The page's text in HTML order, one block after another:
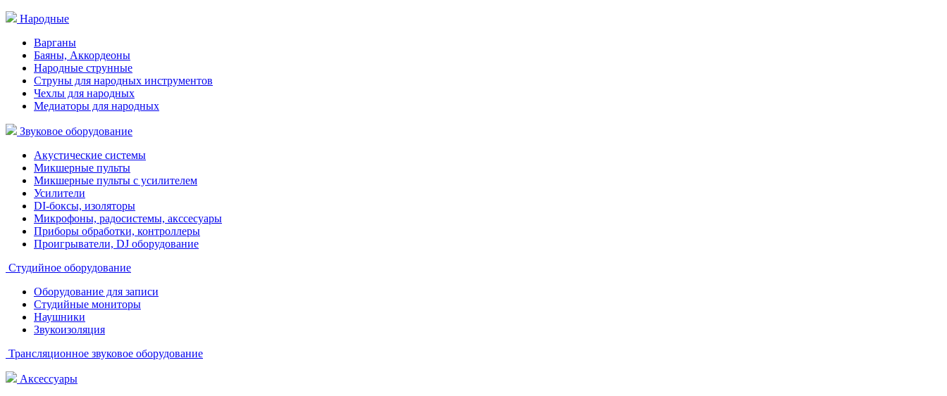
Народные
Варганы
Баяны, Аккордеоны
Народные струнные
Струны для народных инструментов
Чехлы для народных
Медиаторы для народных
Звуковое оборудование
Акустические системы
Микшерные пульты
Микшерные пульты с усилителем
Усилители
DI-боксы, изоляторы
Микрофоны, радосистемы, акссесуары
Приборы обработки, контроллеры
Проигрыватели, DJ оборудование
Студийное оборудование
Оборудование для записи
Студийные мониторы
Наушники
Звукоизоляция
Трансляционное звуковое оборудование
Аксессуары